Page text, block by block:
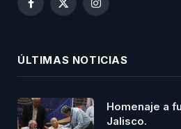
Facebook
X
Instagram
ÚLTIMAS NOTICIAS
Homenaje a
Jalisco.